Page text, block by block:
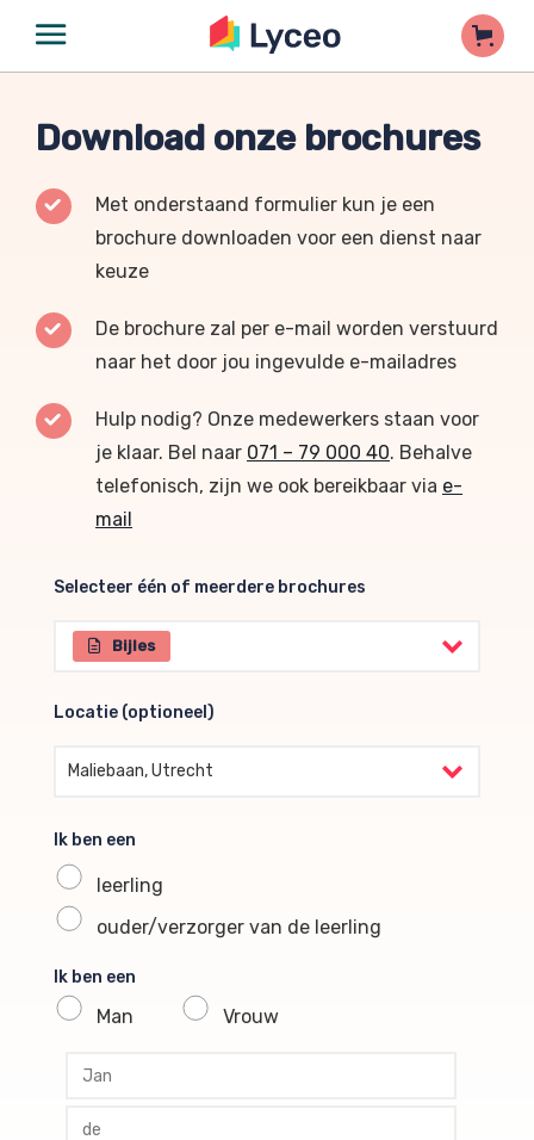
Download onze brochures
Met onderstaand formulier kun je een
brochure downloaden voor een dienst naar
keuze
De brochure zal per e-mail worden verstuurd
naar het door jou ingevulde e-mailadres
Hulp nodig? Onze medewerkers staan voor
je klaar. Bel naar 071 – 79 000 40. Behalve
telefonisch, zijn we ook bereikbaar via e-
mail
Selecteer één of meerdere brochures
Selecteer één of meerdere brochures
Bijles
Locatie (optioneel)
Locatie (optioneel)
Maliebaan, Utrecht
Ik ben een
leerling
ouder/verzorger van de leerling
Ik ben een
Man Vrouw
profile voornaam
profile tussenvoegsel